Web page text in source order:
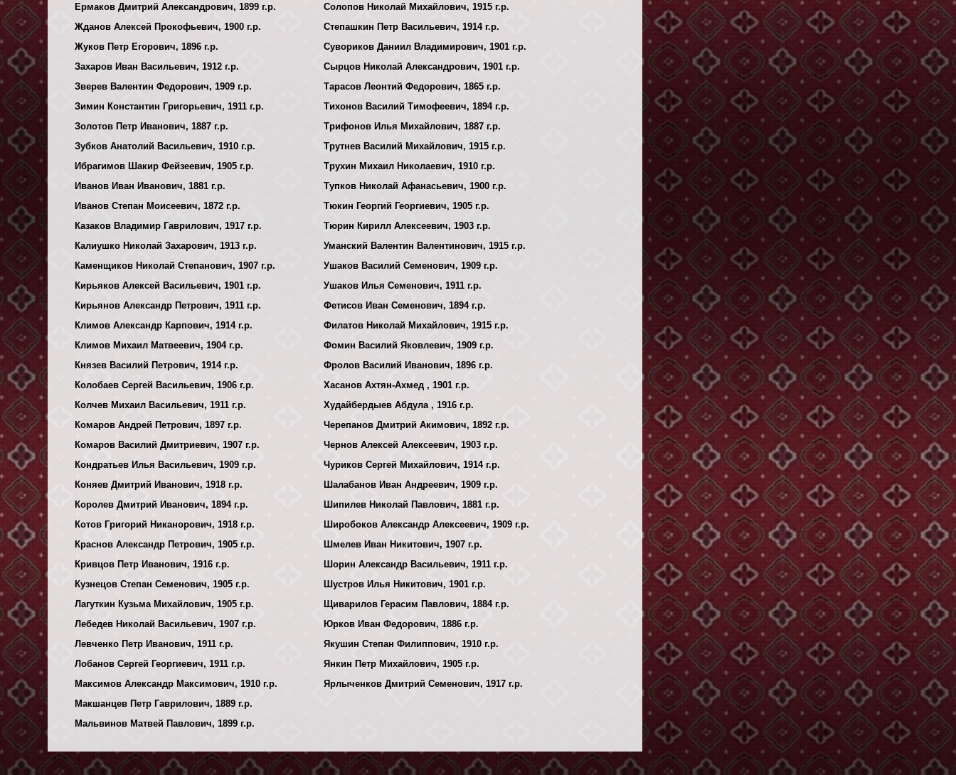
Ермаков Дмитрий Александрович, 1899 г.р.
Жданов Алексей Прокофьевич, 1900 г.р.
Жуков Петр Егорович, 1896 г.р.
Захаров Иван Васильевич, 1912 г.р.
Зверев Валентин Федорович, 1909 г.р.
Зимин Константин Григорьевич, 1911 г.р.
Золотов Петр Иванович, 1887 г.р.
Зубков Анатолий Васильевич, 1910 г.р.
Ибрагимов Шакир Фейзеевич, 1905 г.р.
Иванов Иван Иванович, 1881 г.р.
Иванов Степан Моисеевич, 1872 г.р.
Казаков Владимир Гаврилович, 1917 г.р.
Калиушко Николай Захарович, 1913 г.р.
Каменщиков Николай Степанович, 1907 г.р.
Кирьяков Алексей Васильевич, 1901 г.р.
Кирьянов Александр Петрович, 1911 г.р.
Климов Александр Карпович, 1914 г.р.
Климов Михаил Матвеевич, 1904 г.р.
Князев Василий Петрович, 1914 г.р.
Колобаев Сергей Васильевич, 1906 г.р.
Колчев Михаил Васильевич, 1911 г.р.
Комаров Андрей Петрович, 1897 г.р.
Комаров Василий Дмитриевич, 1907 г.р.
Кондратьев Илья Васильевич, 1909 г.р.
Коняев Дмитрий Иванович, 1918 г.р.
Королев Дмитрий Иванович, 1894 г.р.
Котов Григорий Никанорович, 1918 г.р.
Краснов Александр Петрович, 1905 г.р.
Кривцов Петр Иванович, 1916 г.р.
Кузнецов Степан Семенович, 1905 г.р.
Лагуткин Кузьма Михайлович, 1905 г.р.
Лебедев Николай Васильевич, 1907 г.р.
Левченко Петр Иванович, 1911 г.р.
Лобанов Сергей Георгиевич, 1911 г.р.
Максимов Александр Максимович, 1910 г.р.
Макшанцев Петр Гаврилович, 1889 г.р.
Мальвинов Матвей Павлович, 1899 г.р.
Солопов Николай Михайлович, 1915 г.р.
Степашкин Петр Васильевич, 1914 г.р.
Сувориков Даниил Владимирович, 1901 г.р.
Сырцов Николай Александрович, 1901 г.р.
Тарасов Леонтий Федорович, 1865 г.р.
Тихонов Василий Тимофеевич, 1894 г.р.
Трифонов Илья Михайлович, 1887 г.р.
Трутнев Василий Михайлович, 1915 г.р.
Трухин Михаил Николаевич, 1910 г.р.
Тупков Николай Афанасьевич, 1900 г.р.
Тюкин Георгий Георгиевич, 1905 г.р.
Тюрин Кирилл Алексеевич, 1903 г.р.
Уманский Валентин Валентинович, 1915 г.р.
Ушаков Василий Семенович, 1909 г.р.
Ушаков Илья Семенович, 1911 г.р.
Фетисов Иван Семенович, 1894 г.р.
Филатов Николай Михайлович, 1915 г.р.
Фомин Василий Яковлевич, 1909 г.р.
Фролов Василий Иванович, 1896 г.р.
Хасанов Ахтян-Ахмед , 1901 г.р.
Худайбердыев Абдула , 1916 г.р.
Черепанов Дмитрий Акимович, 1892 г.р.
Чернов Алексей Алексеевич, 1903 г.р.
Чуриков Сергей Михайлович, 1914 г.р.
Шалабанов Иван Андреевич, 1909 г.р.
Шипилев Николай Павлович, 1881 г.р.
Широбоков Александр Алексеевич, 1909 г.р.
Шмелев Иван Никитович, 1907 г.р.
Шорин Александр Васильевич, 1911 г.р.
Шустров Илья Никитович, 1901 г.р.
Щиварилов Герасим Павлович, 1884 г.р.
Юрков Иван Федорович, 1886 г.р.
Якушин Степан Филиппович, 1910 г.р.
Янкин Петр Михайлович, 1905 г.р.
Ярлыченков Дмитрий Семенович, 1917 г.р.